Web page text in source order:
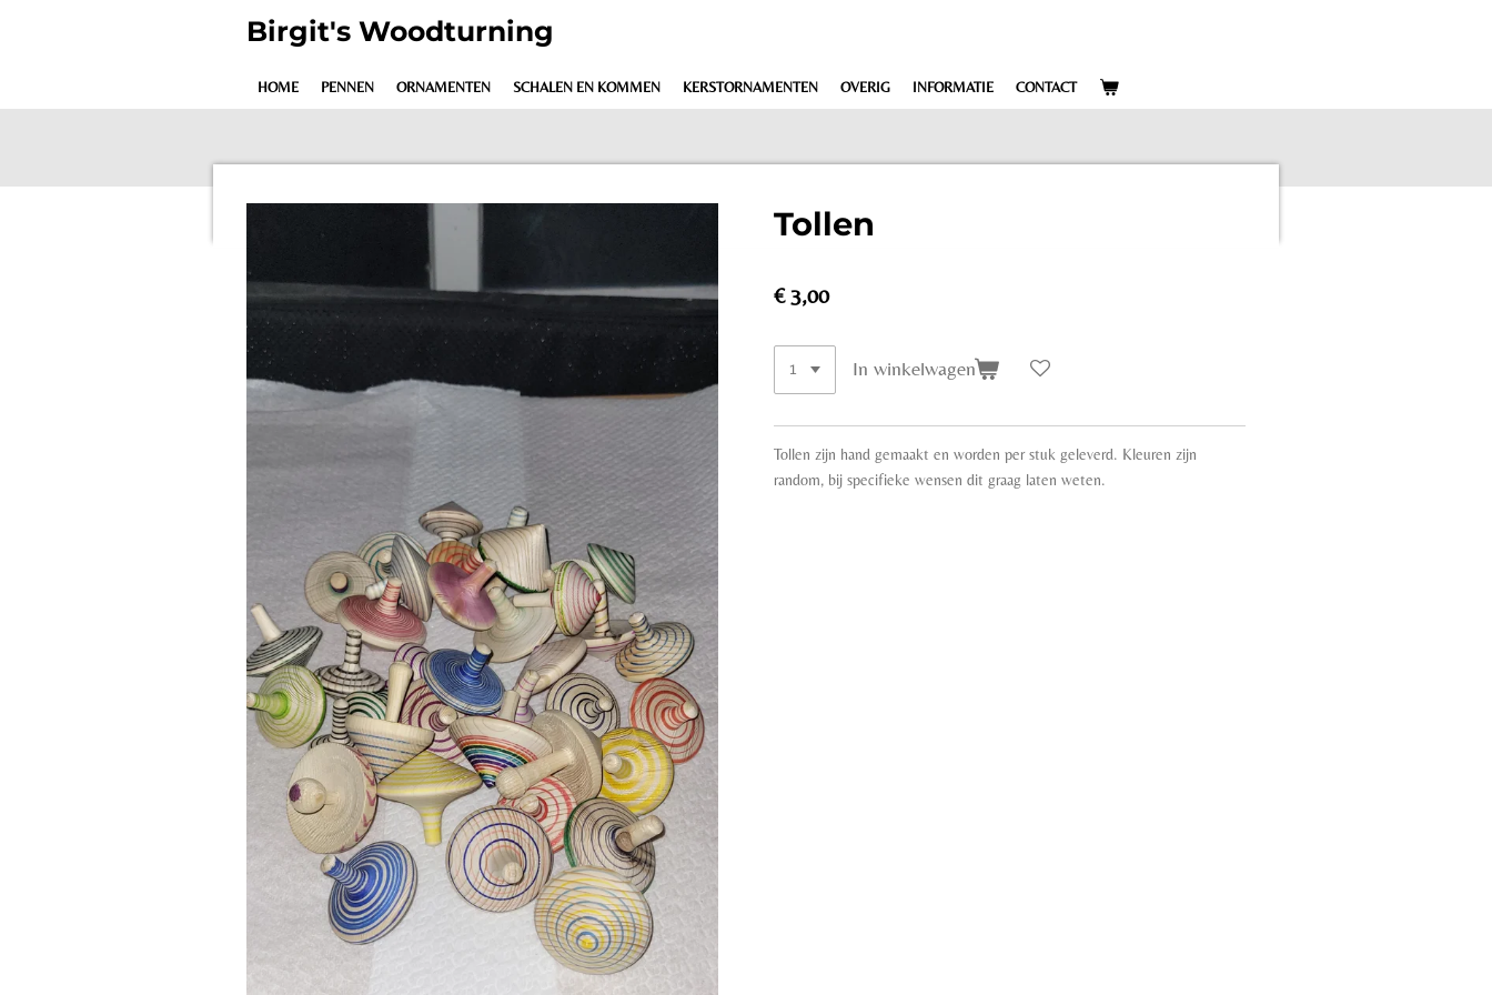
Birgit's Woodturning
HOME PENNEN ORNAMENTEN SCHALEN EN KOMMEN KERSTORNAMENTEN OVERIG INFORMATIE CONTACT
Tollen
€ 3,00
In winkelwagen
Tollen zijn hand gemaakt en worden per stuk geleverd. Kleuren zijn
random, bij specifieke wensen dit graag laten weten.